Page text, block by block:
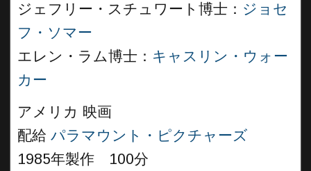
ジェフリー・スチュワート博士： ジョセ
フ・ソマー
エレン・ラム博士： キャスリン・ウォー
カー
アメリカ 映画
配給 パラマウント・ピクチャーズ
1985年製作 100分